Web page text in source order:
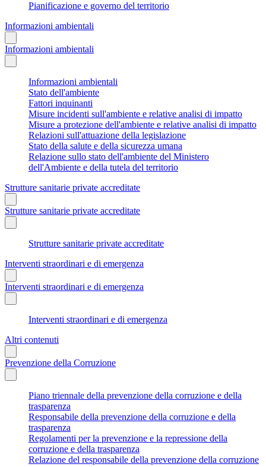
Pianificazione e governo del territorio
Informazioni ambientali
Informazioni ambientali
Informazioni ambientali
Stato dell'ambiente
Fattori inquinanti
Misure incidenti sull'ambiente e relative analisi di impatto
Misure a protezione dell'ambiente e relative analisi di impatto
Relazioni sull'attuazione della legislazione
Stato della salute e della sicurezza umana
Relazione sullo stato dell'ambiente del Ministero
dell'Ambiente e della tutela del territorio
Strutture sanitarie private accreditate
Strutture sanitarie private accreditate
Strutture sanitarie private accreditate
Interventi straordinari e di emergenza
Interventi straordinari e di emergenza
Interventi straordinari e di emergenza
Altri contenuti
Prevenzione della Corruzione
Piano triennale della prevenzione della corruzione e della
trasparenza
Responsabile della prevenzione della corruzione e della
trasparenza
Regolamenti per la prevenzione e la repressione della
corruzione e della trasparenza
Relazione del responsabile della prevenzione della corruzione